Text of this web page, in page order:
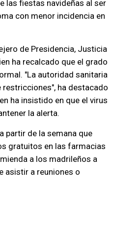
las fiestas navideñas al ser
con menor incidencia en
de Presidencia, Justicia
ha recalcado que el grado
"La autoridad sanitaria
restricciones", ha destacado
ha insistido en que el virus
la alerta.
partir de la semana que
gratuitos en las farmacias
a los madrileños a
asistir a reuniones o